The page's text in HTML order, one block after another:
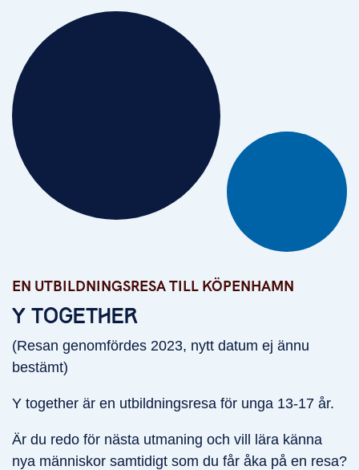
En utbildningsresa till Köpenhamn
EN UTBILDNINGSRESA TILL KÖPENHAMN
Y TOGETHER
(Resan genomfördes 2023, nytt datum ej ännu
bestämt)
Y together är en utbildningsresa för unga 13-17 år.
Är du redo för nästa utmaning och vill lära känna
nya människor samtidigt som du får åka på en resa?